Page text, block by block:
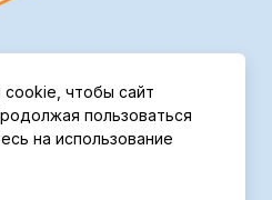
чтобы сайт
пользоваться
на использование